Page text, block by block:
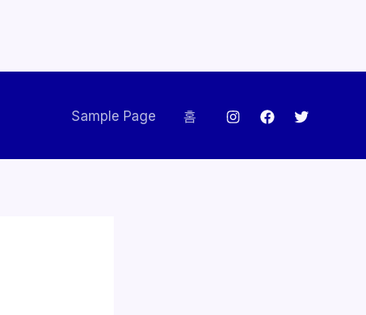
Sample Page 홈